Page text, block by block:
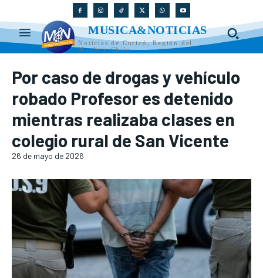
MUSICA&NOTICIAS
Noticias de Curicó, Región del
Maule y Chile
Por caso de drogas y vehículo
robado Profesor es detenido
mientras realizaba clases en
colegio rural de San Vicente
26 de mayo de 2026